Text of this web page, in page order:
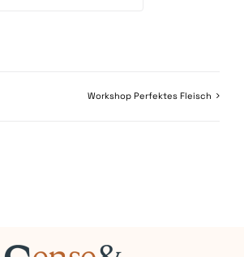
Workshop Perfektes Fleisch